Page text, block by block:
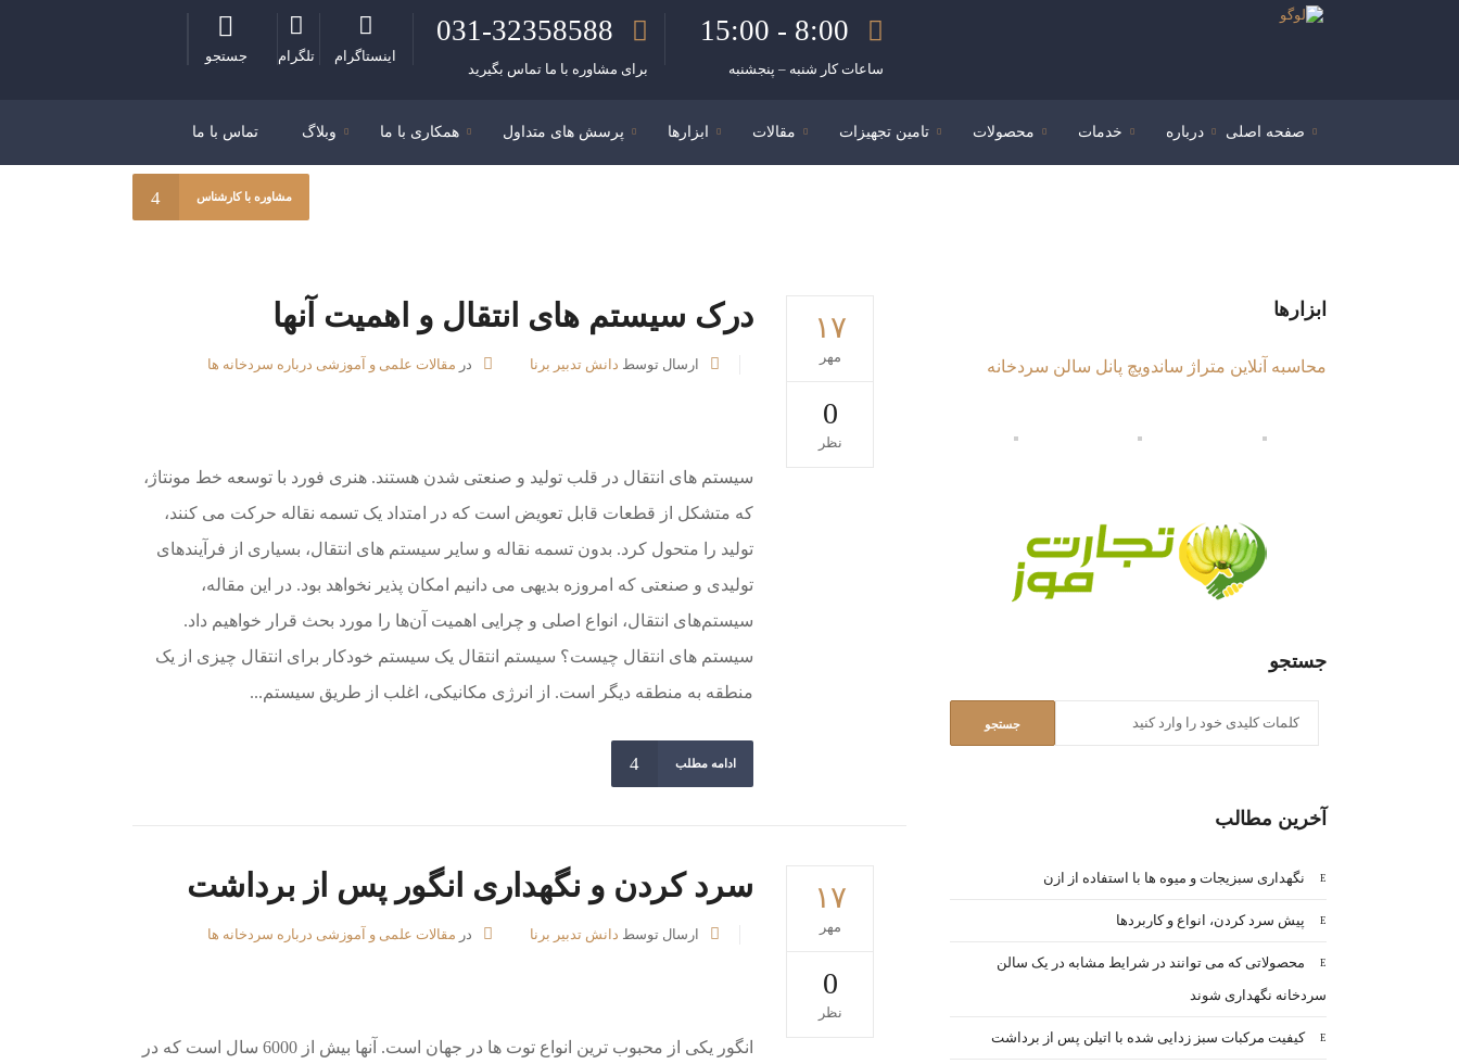
8:00 - 15:00
ساعات کار شنبه – پنجشنبه
031-32358588
برای مشاوره با ما تماس بگیرید
اینستاگرام تلگرام جستجو
صفحه اصلی درباره خدمات محصولات تامین تجهیزات مقالات ابزارها پرسش های متداول همکاری با ما وبلاگ تماس با ما
مشاوره با کارشناس
۱۷
مهر
0
نظر
درک سیستم های انتقال و اهمیت آنها
ارسال توسط دانش تدبیر برنا در مقالات علمی و آموزشی درباره سردخانه ها
سیستم های انتقال در قلب تولید و صنعتی شدن هستند. هنری فورد با توسعه خط مونتاژ،
که متشکل از قطعات قابل تعویض است که در امتداد یک تسمه نقاله حرکت می کنند،
تولید را متحول کرد. بدون تسمه نقاله و سایر سیستم های انتقال، بسیاری از فرآیندهای
تولیدی و صنعتی که امروزه بدیهی می دانیم امکان پذیر نخواهد بود. در این مقاله،
سیستم‌های انتقال، انواع اصلی و چرایی اهمیت آن‌ها را مورد بحث قرار خواهیم داد.
سیستم های انتقال چیست؟ سیستم انتقال یک سیستم خودکار برای انتقال چیزی از یک
منطقه به منطقه دیگر است. از انرژی مکانیکی، اغلب از طریق سیستم...
ادامه مطلب
۱۷
مهر
0
نظر
سرد کردن و نگهداری انگور پس از برداشت
ارسال توسط دانش تدبیر برنا در مقالات علمی و آموزشی درباره سردخانه ها
انگور یکی از محبوب ترین انواع توت ها در جهان است. آنها بیش از 6000 سال است که در
ابزارها
محاسبه آنلاین متراژ ساندویچ پانل سالن سردخانه
جستجو
آخرین مطالب
نگهداری سبزیجات و میوه ها با استفاده از ازن
پیش سرد کردن، انواع و کاربردها
محصولاتی که می توانند در شرایط مشابه در یک سالن
سردخانه نگهداری شوند
کیفیت مرکبات سبز زدایی شده با اتیلن پس از برداشت